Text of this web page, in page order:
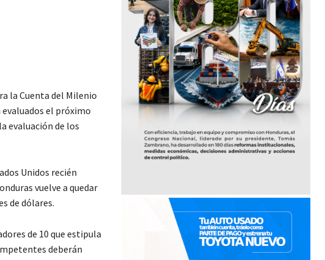
la Cuenta del Milenio
el próximo
evaluación de los
Unidos recién
vuelve a quedar
de dólares.
de 10 que estipula
deberán